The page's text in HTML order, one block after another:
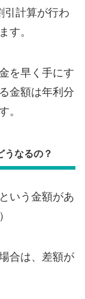
引計算が行わ
す。
を早く手にす
金額は年利分
。
うなるの？
いう金額があ
合は、差額が